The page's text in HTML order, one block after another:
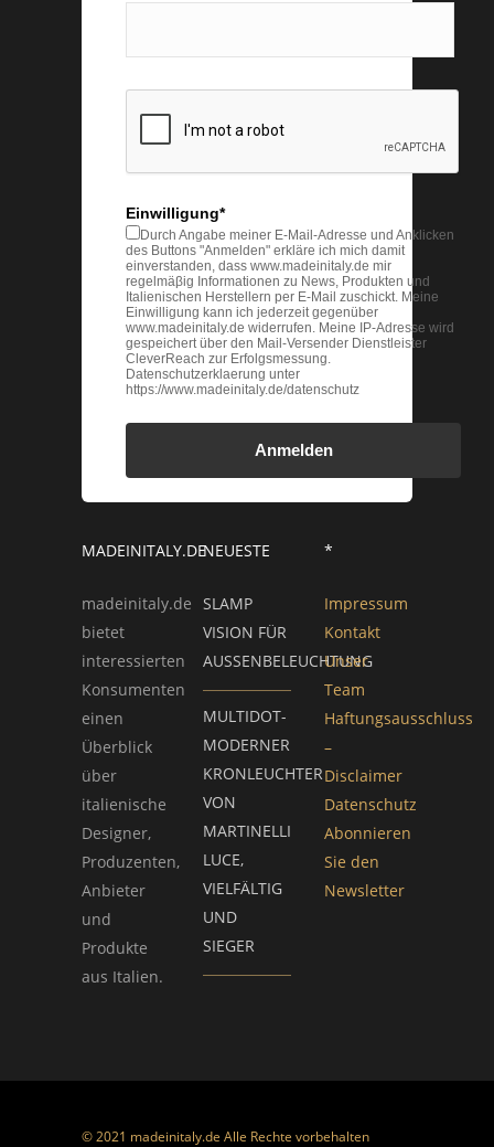
Einwilligung*
Durch Angabe meiner E-Mail-Adresse und Anklicken
des Buttons "Anmelden" erkläre ich mich damit
einverstanden, dass www.madeinitaly.de mir
regelmäβig Informationen zu News, Produkten und
Italienischen Herstellern per E-Mail zuschickt. Meine
Einwilligung kann ich jederzeit gegenüber
www.madeinitaly.de widerrufen. Meine IP-Adresse wird
gespeichert über den Mail-Versender Dienstleister
CleverReach zur Erfolgsmessung.
Datenschutzerklaerung unter
https://www.madeinitaly.de/datenschutz
Anmelden
MADEINITALY.DE
madeinitaly.de
bietet
interessierten
Konsumenten
einen
Überblick
über
italienische
Designer,
Produzenten,
Anbieter
und
Produkte
aus Italien.
NEUESTE
SLAMP
VISION FÜR
AUSSENBELEUCHTUNG
MULTIDOT-
MODERNER
KRONLEUCHTER
VON
MARTINELLI
LUCE,
VIELFÄLTIG
UND
SIEGER
*
Impressum
Kontakt
Unser
Team
Haftungsausschluss
–
Disclaimer
Datenschutz
Abonnieren
Sie den
Newsletter
© 2021 madeinitaly.de Alle Rechte vorbehalten